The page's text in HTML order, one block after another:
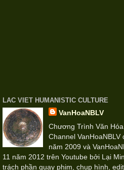
LAC VIET HUMANISTIC CULTURE
VanHoaNBLV
Chương Trình Văn
Channel
năm 2009 và
11 năm 2012 trên Youtube bởi Lại
trách phần quay phim, chụp hình,